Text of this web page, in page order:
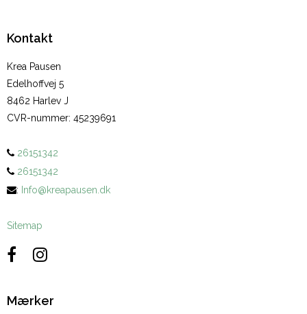
Kontakt
Krea Pausen
Edelhoffvej 5
8462 Harlev J
CVR-nummer: 45239691
26151342
26151342
: Info@kreapausen.dk
Sitemap
Mærker